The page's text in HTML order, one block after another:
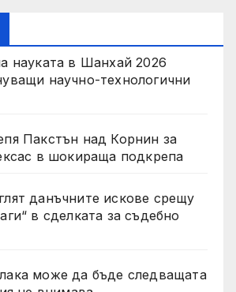
науката в Шанхай 2026
научно-технологични
Пакстън над Корнин за
в шокираща подкрепа
данъчните искове срещу
в сделката за съдебно
може да бъде следващата